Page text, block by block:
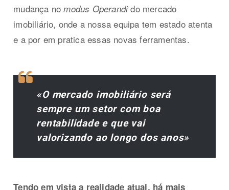
mudança nomodus Operandido mercado
imobiliário, onde a nossa equipa tem estado atenta
e a por em pratica essas novas ferramentas.
«O mercado imobiliário será
sempre um setor com boa
rentabilidade e que vai
valorizando ao longo dos anos»
Tendo em vista a realidade atual, há mais